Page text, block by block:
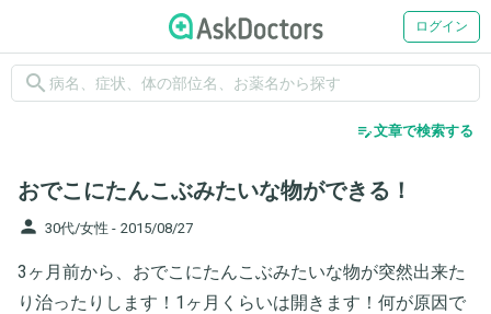
ログイン
search
edit_note文章で検索する
おでこにたんこぶみたいな物ができる！
person 30代/女性 - 2015/08/27
3ヶ月前から、おでこにたんこぶみたいな物が突然出来た
り治ったりします！1ヶ月くらいは開きます！何が原因で